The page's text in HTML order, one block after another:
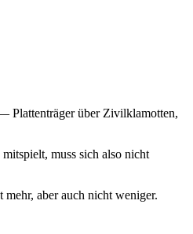
Plattenträger über Zivilklamotten,
muss sich also nicht
aber auch nicht weniger.